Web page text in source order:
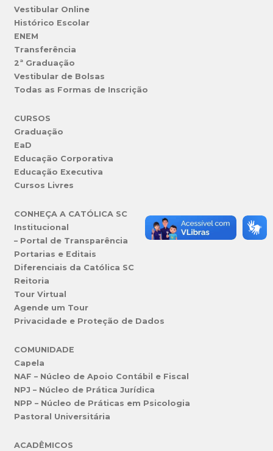
Vestibular Online
Histórico Escolar
ENEM
Transferência
2ª Graduação
Vestibular de Bolsas
Todas as Formas de Inscrição
CURSOS
Graduação
EaD
Educação Corporativa
Educação Executiva
Cursos Livres
CONHEÇA A CATÓLICA SC
Institucional
– Portal de Transparência
Portarias e Editais
Diferenciais da Católica SC
Reitoria
Tour Virtual
Agende um Tour
Privacidade e Proteção de Dados
COMUNIDADE
Capela
NAF – Núcleo de Apoio Contábil e Fiscal
NPJ – Núcleo de Prática Jurídica
NPP – Núcleo de Práticas em Psicologia
Pastoral Universitária
ACADÊMICOS